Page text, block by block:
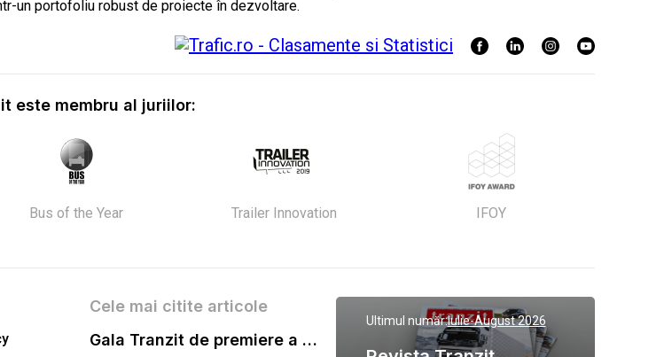
un portofoliu robust de proiecte în dezvoltare.
este membru al juriilor:
Bus of the Year Trailer Innovation IFOY
Cele mai citite articole
Gala Tranzit de premiere a celor mai eficienti operatori de transport marfa 2023
Ultimul număr:Iulie-August 2026